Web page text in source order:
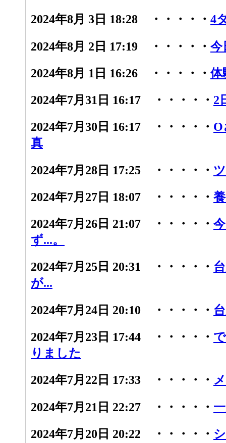
2024年8月 3日 18:28 ・・・・・ 4
2024年8月 2日 17:19 ・・・・・ 今
2024年8月 1日 16:26 ・・・・・体
2024年7月31日 16:17 ・・・・・ 2
2024年7月30日 16:17 ・・・・・ O
真
2024年7月28日 17:25 ・・・・・
2024年7月27日 18:07 ・・・・・
2024年7月26日 21:07 ・・・・・
ず...。
2024年7月25日 20:31 ・・・・・
が...
2024年7月24日 20:10 ・・・・・
2024年7月23日 17:44 ・・・・・
りました
2024年7月22日 17:33 ・・・・・
2024年7月21日 22:27 ・・・・・
2024年7月20日 20:22 ・・・・・